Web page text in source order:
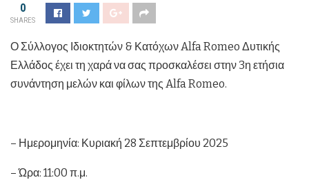
0
SHARES
Ο Σύλλογος Ιδιοκτητών & Κατόχων Alfa Romeo Δυτικής
Ελλάδος έχει τη χαρά να σας προσκαλέσει στην 3η ετήσια
συνάντηση μελών και φίλων της Alfa Romeo.
– Ημερομηνία: Κυριακή 28 Σεπτεμβρίου 2025
– Ώρα: 11:00 π.μ.